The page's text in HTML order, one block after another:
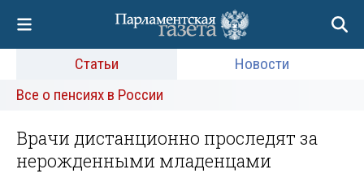
Статьи
Новости
Все о пенсиях в России
Врачи дистанционно проследят за
нерожденными младенцами